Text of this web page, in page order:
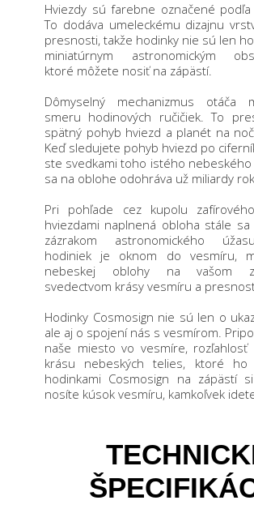
Hviezdy sú farebne označené
To dodáva umeleckému dizajnu
presnosti, takže hodinky nie sú len
miniatúrnym astronomickým
ktoré môžete nosiť na zápästí.
Dômyselný mechanizmus otáča
smeru hodinových ručičiek. To
spätný pohyb hviezd a planét na
Keď sledujete pohyb hviezd po
ste svedkami toho istého nebeského
sa na oblohe odohráva už miliardy
Pri pohľade cez kupolu
hviezdami naplnená obloha stále sa
zázrakom astronomického
hodiniek je oknom do vesmíru,
nebeskej oblohy na vašom
svedectvom krásy vesmíru a
Hodinky Cosmosign nie sú len o
ale aj o spojení nás s vesmírom.
naše miesto vo vesmíre,
krásu nebeských telies, ktoré ho
hodinkami Cosmosign na zápästí
nosíte kúsok vesmíru, kamkoľvek